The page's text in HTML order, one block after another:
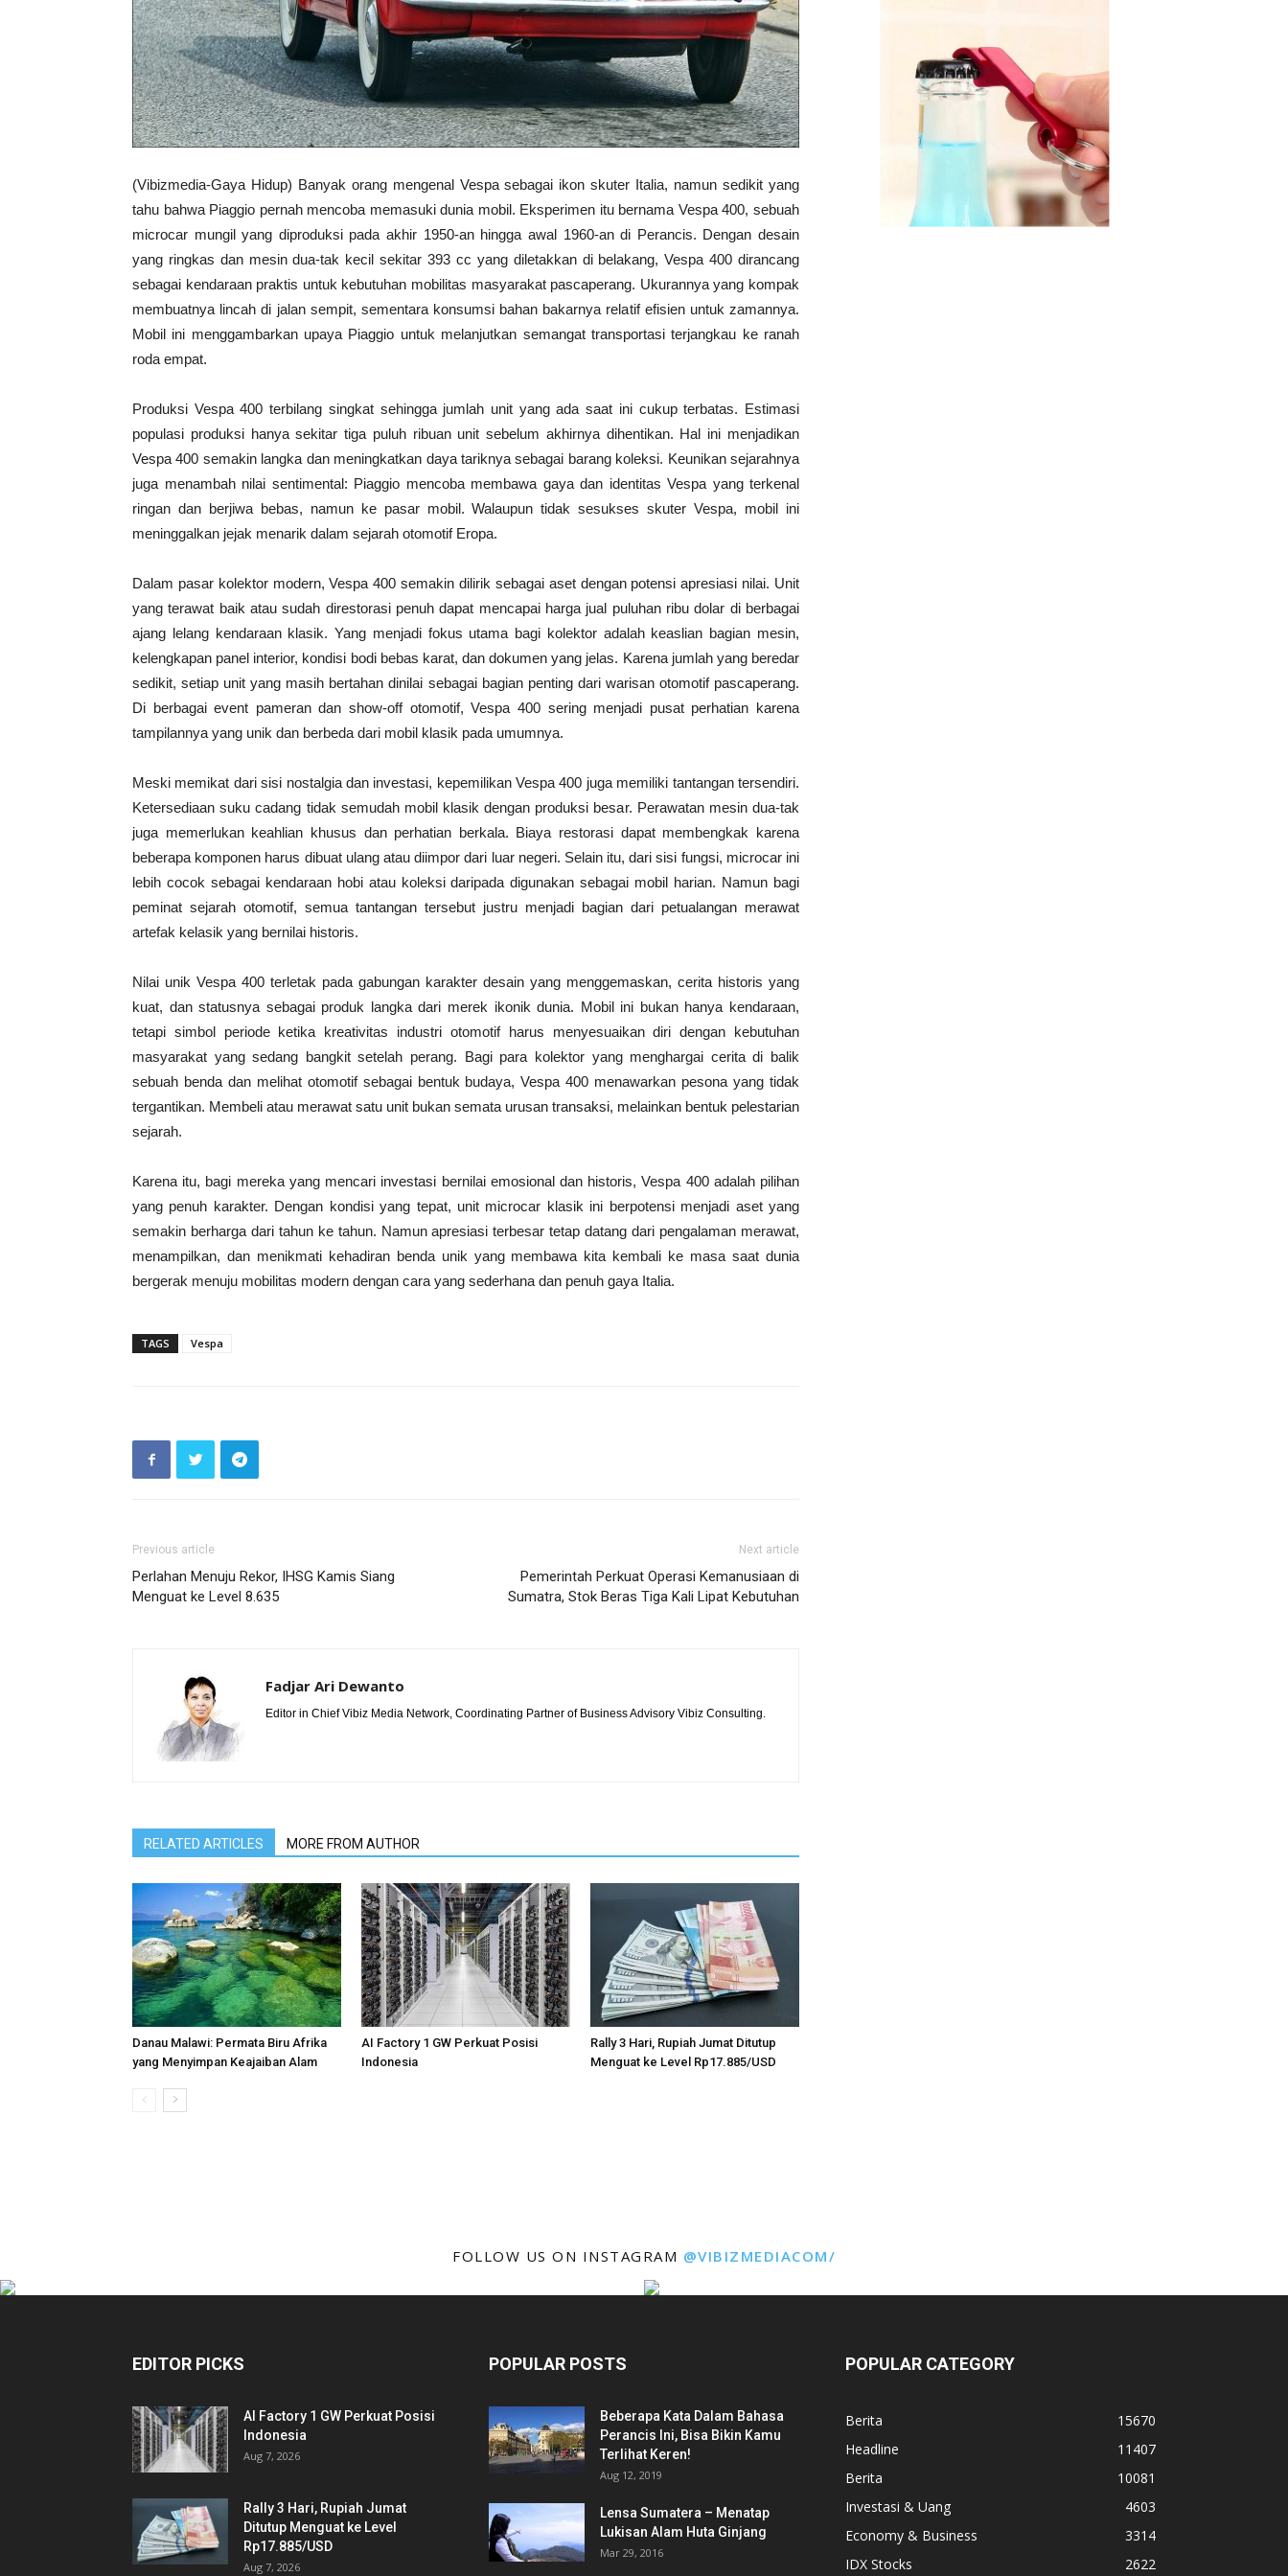
(Vibizmedia-Gaya Hidup) Banyak orang mengenal Vespa sebagai ikon skuter Italia, namun sedikit yang
tahu bahwa Piaggio pernah mencoba memasuki dunia mobil. Eksperimen itu bernama Vespa 400, sebuah
microcar mungil yang diproduksi pada akhir 1950-an hingga awal 1960-an di Perancis. Dengan desain
yang ringkas dan mesin dua-tak kecil sekitar 393 cc yang diletakkan di belakang, Vespa 400 dirancang
sebagai kendaraan praktis untuk kebutuhan mobilitas masyarakat pascaperang. Ukurannya yang kompak
membuatnya lincah di jalan sempit, sementara konsumsi bahan bakarnya relatif efisien untuk zamannya.
Mobil ini menggambarkan upaya Piaggio untuk melanjutkan semangat transportasi terjangkau ke ranah
roda empat.
Produksi Vespa 400 terbilang singkat sehingga jumlah unit yang ada saat ini cukup terbatas. Estimasi
populasi produksi hanya sekitar tiga puluh ribuan unit sebelum akhirnya dihentikan. Hal ini menjadikan
Vespa 400 semakin langka dan meningkatkan daya tariknya sebagai barang koleksi. Keunikan sejarahnya
juga menambah nilai sentimental: Piaggio mencoba membawa gaya dan identitas Vespa yang terkenal
ringan dan berjiwa bebas, namun ke pasar mobil. Walaupun tidak sesukses skuter Vespa, mobil ini
meninggalkan jejak menarik dalam sejarah otomotif Eropa.
Dalam pasar kolektor modern, Vespa 400 semakin dilirik sebagai aset dengan potensi apresiasi nilai. Unit
yang terawat baik atau sudah direstorasi penuh dapat mencapai harga jual puluhan ribu dolar di berbagai
ajang lelang kendaraan klasik. Yang menjadi fokus utama bagi kolektor adalah keaslian bagian mesin,
kelengkapan panel interior, kondisi bodi bebas karat, dan dokumen yang jelas. Karena jumlah yang beredar
sedikit, setiap unit yang masih bertahan dinilai sebagai bagian penting dari warisan otomotif pascaperang.
Di berbagai event pameran dan show-off otomotif, Vespa 400 sering menjadi pusat perhatian karena
tampilannya yang unik dan berbeda dari mobil klasik pada umumnya.
Meski memikat dari sisi nostalgia dan investasi, kepemilikan Vespa 400 juga memiliki tantangan tersendiri.
Ketersediaan suku cadang tidak semudah mobil klasik dengan produksi besar. Perawatan mesin dua-tak
juga memerlukan keahlian khusus dan perhatian berkala. Biaya restorasi dapat membengkak karena
beberapa komponen harus dibuat ulang atau diimpor dari luar negeri. Selain itu, dari sisi fungsi, microcar ini
lebih cocok sebagai kendaraan hobi atau koleksi daripada digunakan sebagai mobil harian. Namun bagi
peminat sejarah otomotif, semua tantangan tersebut justru menjadi bagian dari petualangan merawat
artefak kelasik yang bernilai historis.
Nilai unik Vespa 400 terletak pada gabungan karakter desain yang menggemaskan, cerita historis yang
kuat, dan statusnya sebagai produk langka dari merek ikonik dunia. Mobil ini bukan hanya kendaraan,
tetapi simbol periode ketika kreativitas industri otomotif harus menyesuaikan diri dengan kebutuhan
masyarakat yang sedang bangkit setelah perang. Bagi para kolektor yang menghargai cerita di balik
sebuah benda dan melihat otomotif sebagai bentuk budaya, Vespa 400 menawarkan pesona yang tidak
tergantikan. Membeli atau merawat satu unit bukan semata urusan transaksi, melainkan bentuk pelestarian
sejarah.
Karena itu, bagi mereka yang mencari investasi bernilai emosional dan historis, Vespa 400 adalah pilihan
yang penuh karakter. Dengan kondisi yang tepat, unit microcar klasik ini berpotensi menjadi aset yang
semakin berharga dari tahun ke tahun. Namun apresiasi terbesar tetap datang dari pengalaman merawat,
menampilkan, dan menikmati kehadiran benda unik yang membawa kita kembali ke masa saat dunia
bergerak menuju mobilitas modern dengan cara yang sederhana dan penuh gaya Italia.
TAGS Vespa
Previous article
Perlahan Menuju Rekor, IHSG Kamis Siang
Menguat ke Level 8.635
Next article
Pemerintah Perkuat Operasi Kemanusiaan di
Sumatra, Stok Beras Tiga Kali Lipat Kebutuhan
Fadjar Ari Dewanto
Editor in Chief Vibiz Media Network, Coordinating Partner of Business Advisory Vibiz Consulting.
RELATED ARTICLES MORE FROM AUTHOR
Danau Malawi: Permata Biru Afrika
yang Menyimpan Keajaiban Alam
AI Factory 1 GW Perkuat Posisi
Indonesia
Rally 3 Hari, Rupiah Jumat Ditutup
Menguat ke Level Rp17.885/USD
FOLLOW US ON INSTAGRAM @VIBIZMEDIACOM/
EDITOR PICKS
AI Factory 1 GW Perkuat Posisi
Indonesia
Aug 7, 2026
Rally 3 Hari, Rupiah Jumat
Ditutup Menguat ke Level
Rp17.885/USD
Aug 7, 2026
POPULAR POSTS
Beberapa Kata Dalam Bahasa
Perancis Ini, Bisa Bikin Kamu
Terlihat Keren!
Aug 12, 2019
Lensa Sumatera – Menatap
Lukisan Alam Huta Ginjang
Mar 29, 2016
POPULAR CATEGORY
Berita
15670
Headline
11407
Berita
10081
Investasi & Uang
4603
Economy & Business
3314
IDX Stocks
2622